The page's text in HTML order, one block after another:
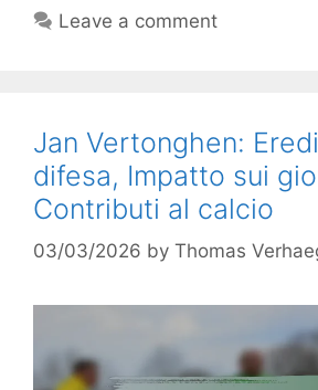
Leave a comment
Jan Vertonghen:
difesa, Impatto sui
Contributi al calcio
03/03/2026 by Thomas